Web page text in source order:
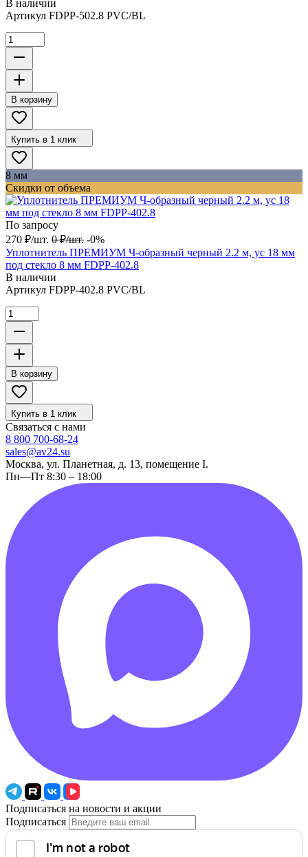
В наличии
Артикул FDPP-502.8 PVC/BL
В корзину
Купить в 1 клик
8 мм
Скидки от объема
По запросу
270 ₽/шт. 0 ₽/шт. -0%
Уплотнитель ПРЕМИУМ Ч-образный черный 2.2 м, ус 18 мм
под стекло 8 мм FDPP-402.8
В наличии
Артикул FDPP-402.8 PVC/BL
В корзину
Купить в 1 клик
Связаться с нами
8 800 700-68-24
sales@av24.su
Москва, ул. Планетная, д. 13, помещение I.
Пн—Пт 8:30 – 18:00
Подписаться на новости и акции
Подписаться